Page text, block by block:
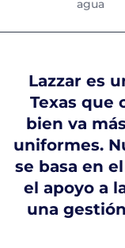
agua
Lazzar es
Texas que
bien va
uniformes.
se basa en
el apoyo a
una